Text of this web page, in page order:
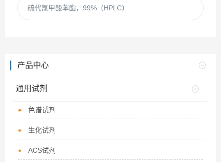
硫代氯甲酸苯酯，99%（HPLC）
产品中心
通用试剂
色谱试剂
生化试剂
ACS试剂